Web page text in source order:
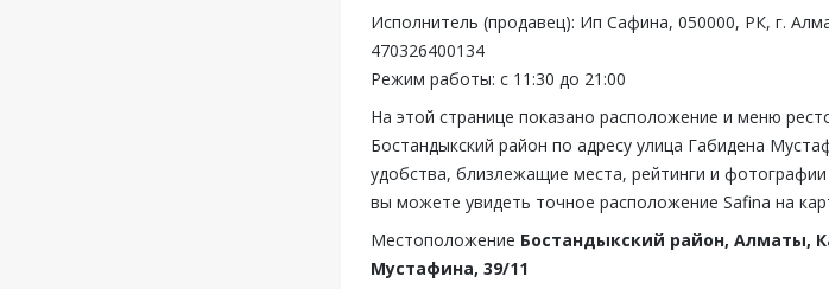
Исполнитель (продавец): Ип Сафина, 050000, РК, г.
470326400134
Режим работы: с 11:30 до 21:00
На этой странице показано расположение и меню
Бостандыкский район по адресу улица Габидена
удобства, близлежащие места, рейтинги и
вы можете увидеть точное расположение Safina на
Местоположение Бостандыкский район, Алматы,
Мустафина, 39/11